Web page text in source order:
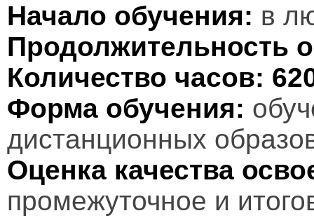
Начало обучения: в
Продолжительность
Количество часов:
Форма обучения:
дистанционных
Оценка качества
промежуточное и